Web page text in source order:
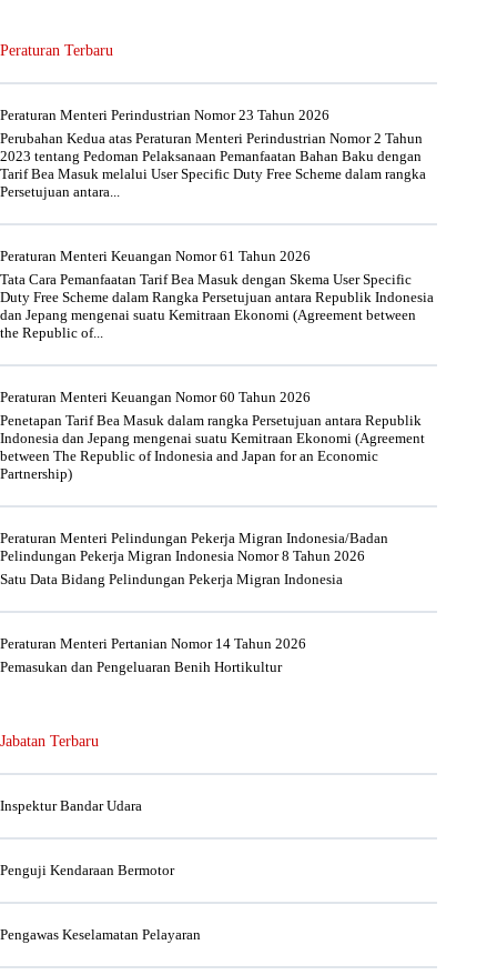
Peraturan Terbaru
Peraturan Menteri Perindustrian Nomor 23 Tahun 2026
Perubahan Kedua atas Peraturan Menteri Perindustrian Nomor 2 Tahun
2023 tentang Pedoman Pelaksanaan Pemanfaatan Bahan Baku dengan
Tarif Bea Masuk melalui User Specific Duty Free Scheme dalam rangka
Persetujuan antara...
Peraturan Menteri Keuangan Nomor 61 Tahun 2026
Tata Cara Pemanfaatan Tarif Bea Masuk dengan Skema User Specific
Duty Free Scheme dalam Rangka Persetujuan antara Republik Indonesia
dan Jepang mengenai suatu Kemitraan Ekonomi (Agreement between
the Republic of...
Peraturan Menteri Keuangan Nomor 60 Tahun 2026
Penetapan Tarif Bea Masuk dalam rangka Persetujuan antara Republik
Indonesia dan Jepang mengenai suatu Kemitraan Ekonomi (Agreement
between The Republic of Indonesia and Japan for an Economic
Partnership)
Peraturan Menteri Pelindungan Pekerja Migran Indonesia/Badan
Pelindungan Pekerja Migran Indonesia Nomor 8 Tahun 2026
Satu Data Bidang Pelindungan Pekerja Migran Indonesia
Peraturan Menteri Pertanian Nomor 14 Tahun 2026
Pemasukan dan Pengeluaran Benih Hortikultur
Jabatan Terbaru
Inspektur Bandar Udara
Penguji Kendaraan Bermotor
Pengawas Keselamatan Pelayaran